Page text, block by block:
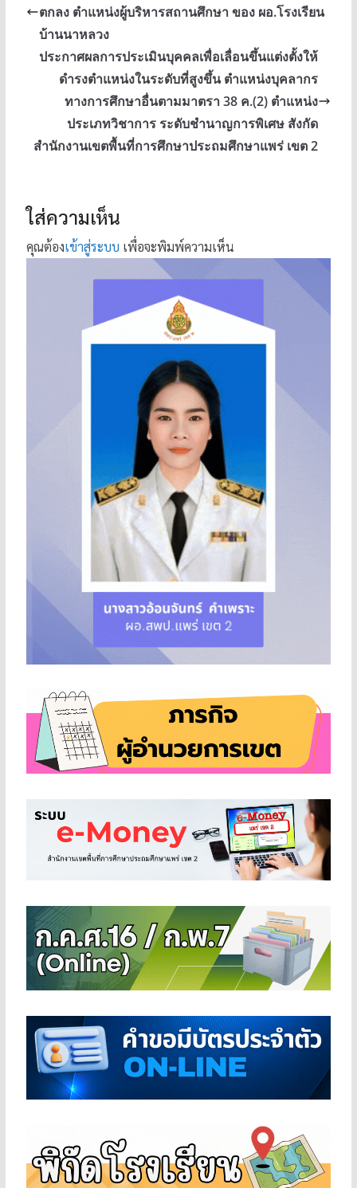
ตกลง ตำแหน่งผู้บริหารสถานศึกษา ของ ผอ.โรงเรียน
บ้านนาหลวง
ประกาศผลการประเมินบุคคลเพื่อเลื่อนขึ้นแต่งตั้งให้
ดำรงตำแหน่งในระดับที่สูงขึ้น ตำแหน่งบุคลากร
ทางการศึกษาอื่นตามมาตรา 38 ค.(2) ตำแหน่ง
ประเภทวิชาการ ระดับชำนาญการพิเศษ สังกัด
สำนักงานเขตพื้นที่การศึกษาประถมศึกษาแพร่ เขต 2
ใส่ความเห็น
คุณต้องเข้าสู่ระบบ เพื่อจะพิมพ์ความเห็น